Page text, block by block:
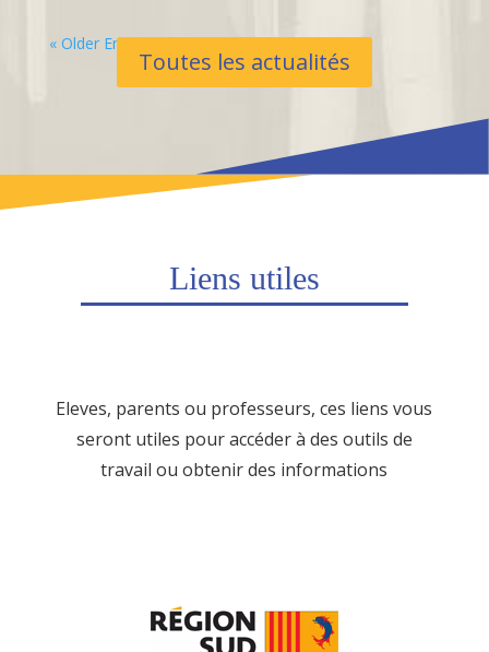
« Older Entries
Toutes les actualités
Liens utiles
Eleves, parents ou professeurs, ces liens vous
seront utiles pour accéder à des outils de
travail ou obtenir des informations